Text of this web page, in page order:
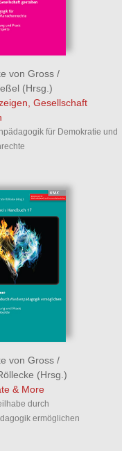
von Gross /
(Hrsg.)
Gesellschaft
für Demokratie und
von Gross /
(Hrsg.)
& More
durch
ermöglichen